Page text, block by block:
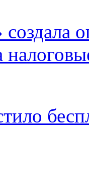
создала